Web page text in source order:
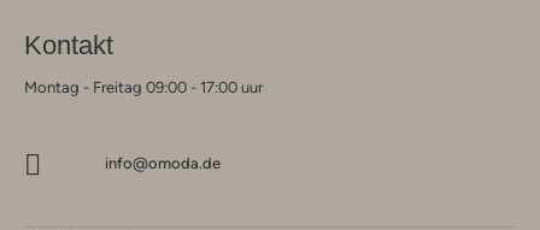
Kontakt
Montag - Freitag 09:00 - 17:00 uur
info@omoda.de